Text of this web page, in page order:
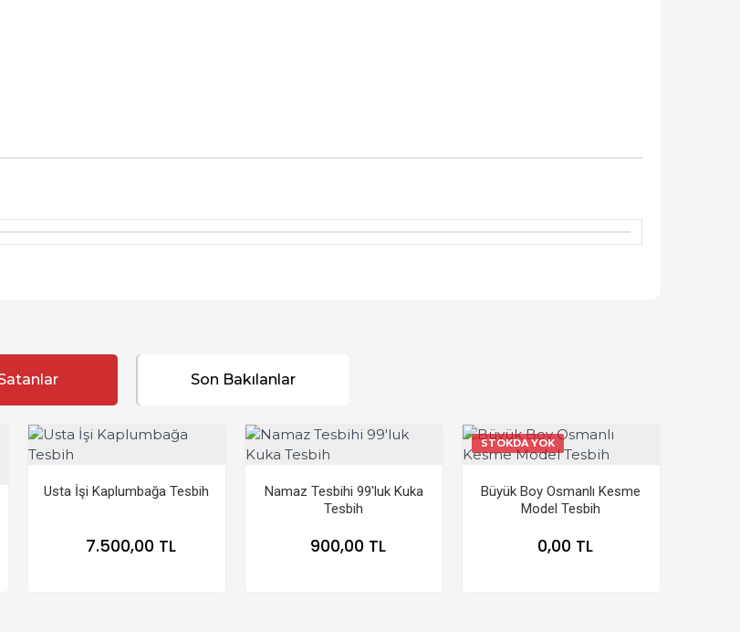
Son Bakılanlar
Usta İşi Kaplumbağa Tesbih
7.500,00 TL
Namaz Tesbihi 99'luk Kuka
Tesbih
900,00 TL
STOKDA YOK
Büyük Boy Osmanlı Kesme
Model Tesbih
0,00 TL